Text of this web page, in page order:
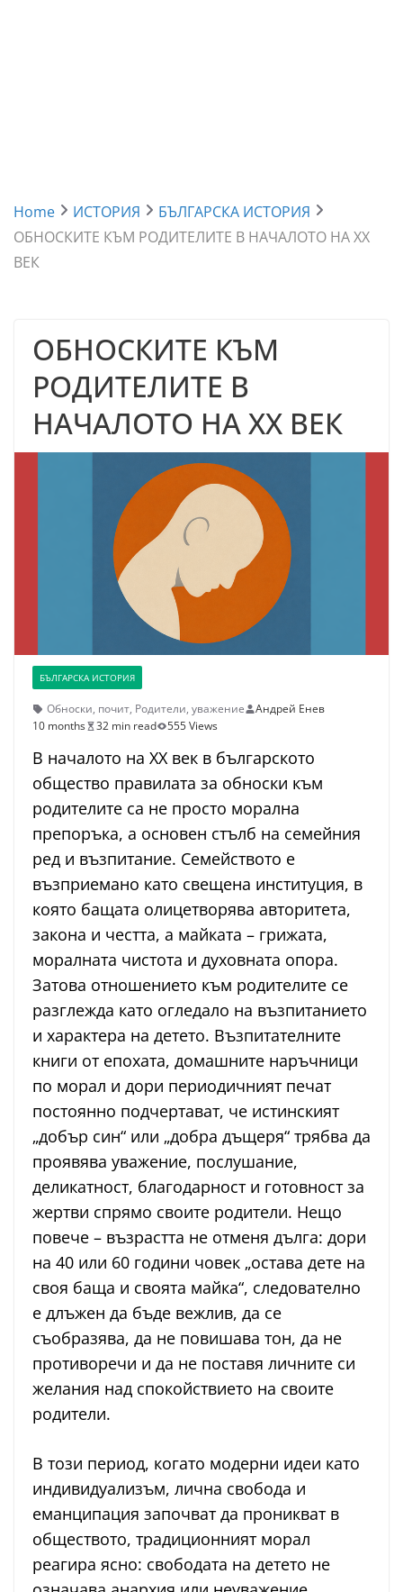
Home ИСТОРИЯ
БЪЛГАРСКА ИСТОРИЯ
ОБНОСКИТЕ КЪМ РОДИТЕЛИТЕ В НАЧАЛОТО НА XX
ВЕК
ОБНОСКИТЕ КЪМ
РОДИТЕЛИТЕ В
НАЧАЛОТО НА XX ВЕК
БЪЛГАРСКА ИСТОРИЯ
Обноски, почит, Родители, уважение
Андрей Енев
10 months
32 min read 555 Views
В началото на XX век в българското
общество правилата за обноски към
родителите са не просто морална
препоръка, а основен стълб на семейния
ред и възпитание. Семейството е
възприемано като свещена институция, в
която бащата олицетворява авторитета,
закона и честта, а майката – грижата,
моралната чистота и духовната опора.
Затова отношението към родителите се
разглежда като огледало на възпитанието
и характера на детето. Възпитателните
книги от епохата, домашните наръчници
по морал и дори периодичният печат
постоянно подчертават, че истинският
„добър син“ или „добра дъщеря“ трябва да
проявява уважение, послушание,
деликатност, благодарност и готовност за
жертви спрямо своите родители. Нещо
повече – възрастта не отменя дълга: дори
на 40 или 60 години човек „остава дете на
своя баща и своята майка“, следователно
е длъжен да бъде вежлив, да се
съобразява, да не повишава тон, да не
противоречи и да не поставя личните си
желания над спокойствието на своите
родители.
В този период, когато модерни идеи като
индивидуализъм, лична свобода и
еманципация започват да проникват в
обществото, традиционният морал
реагира ясно: свободата на детето не